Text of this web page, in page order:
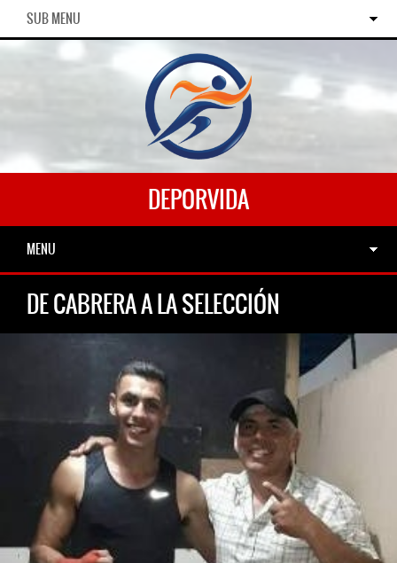
SUB MENU
DEPORVIDA
MENU
DE CABRERA A LA SELECCIÓN